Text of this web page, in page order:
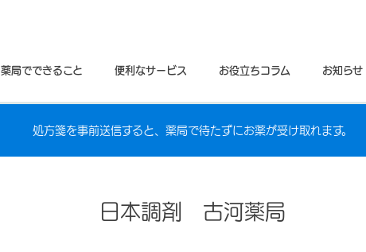
薬局でできること 便利なサービス お役立ちコラム お知らせ
処方箋を事前送信すると、薬局で待たずにお薬が受け取れます。
日本調剤 古河薬局